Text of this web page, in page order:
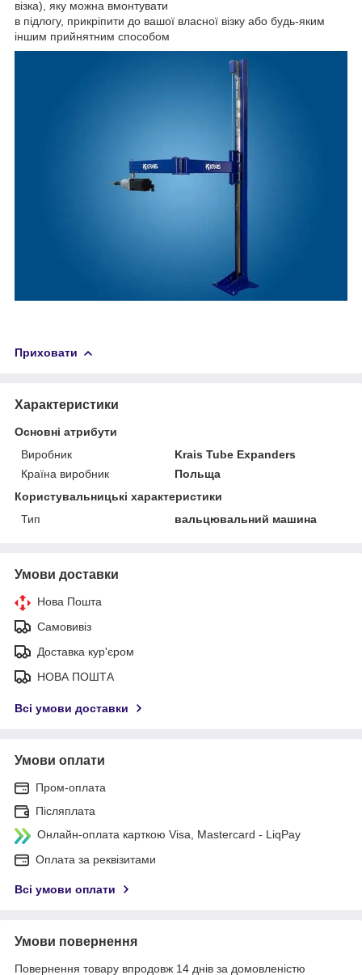
візка), яку можна вмонтувати
в підлогу, прикріпити до вашої власної візку або будь-яким
іншим прийнятним способом
Приховати
Характеристики
Основні атрибути
Виробник
Krais Tube Expanders
Країна виробник
Польща
Користувальницькі характеристики
Тип
вальцювальний машина
Умови доставки
Нова Пошта
Самовивіз
Доставка кур'єром
НОВА ПОШТА
Всі умови доставки
Умови оплати
Пром-оплата
Післяплата
Онлайн-оплата карткою Visa, Mastercard - LiqPay
Оплата за реквізитами
Всі умови оплати
Умови повернення
Повернення товару впродовж 14 днів за домовленістю